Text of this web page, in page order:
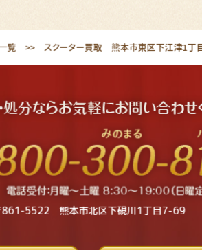
覧 スクーター買取 熊本市東区下江津1
861-5522 熊本市北区下硯川1丁目7-69